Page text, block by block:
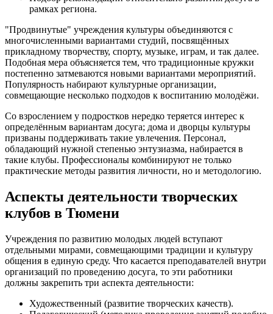
рамках региона.
"Продвинутые" учреждения культуры объединяются с
многочисленными вариантами студий, посвящённых
прикладному творчеству, спорту, музыке, играм, и так далее.
Подобная мера объясняется тем, что традиционные кружки
постепенно затмеваются новыми вариантами мероприятий.
Популярность набирают культурные организации,
совмещающие несколько подходов к воспитанию молодёжи.
Со взрослением у подростков нередко теряется интерес к
определённым вариантам досуга; дома и дворцы культуры
призваны поддерживать такие увлечения. Персонал,
обладающий нужной степенью энтузиазма, набирается в
такие клубы. Профессионалы комбинируют не только
практические методы развития личности, но и методологию.
Аспекты деятельности творческих
клубов в Тюмени
Учреждения по развитию молодых людей вступают
отдельными мирами, совмещающими традиции и культуру
общения в единую среду. Что касается преподавателей внутри
организаций по проведению досуга, то эти работники
должны закрепить три аспекта деятельности:
Художественный (развитие творческих качеств).